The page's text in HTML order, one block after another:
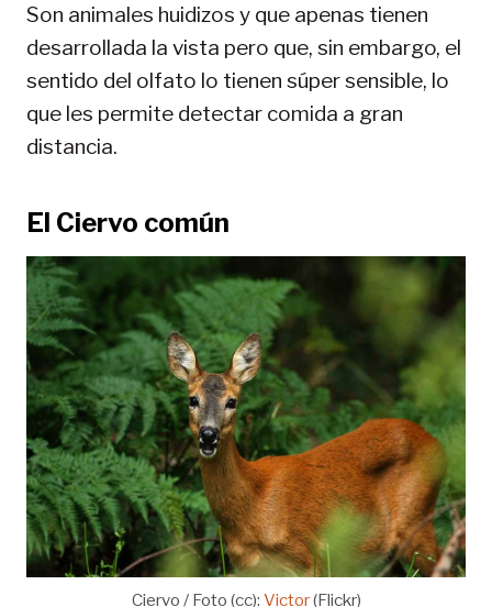
Son animales huidizos y que apenas tienen
desarrollada la vista pero que, sin embargo, el
sentido del olfato lo tienen súper sensible, lo
que les permite detectar comida a gran
distancia.
El Ciervo común
Ciervo / Foto (cc): Victor(Flickr)